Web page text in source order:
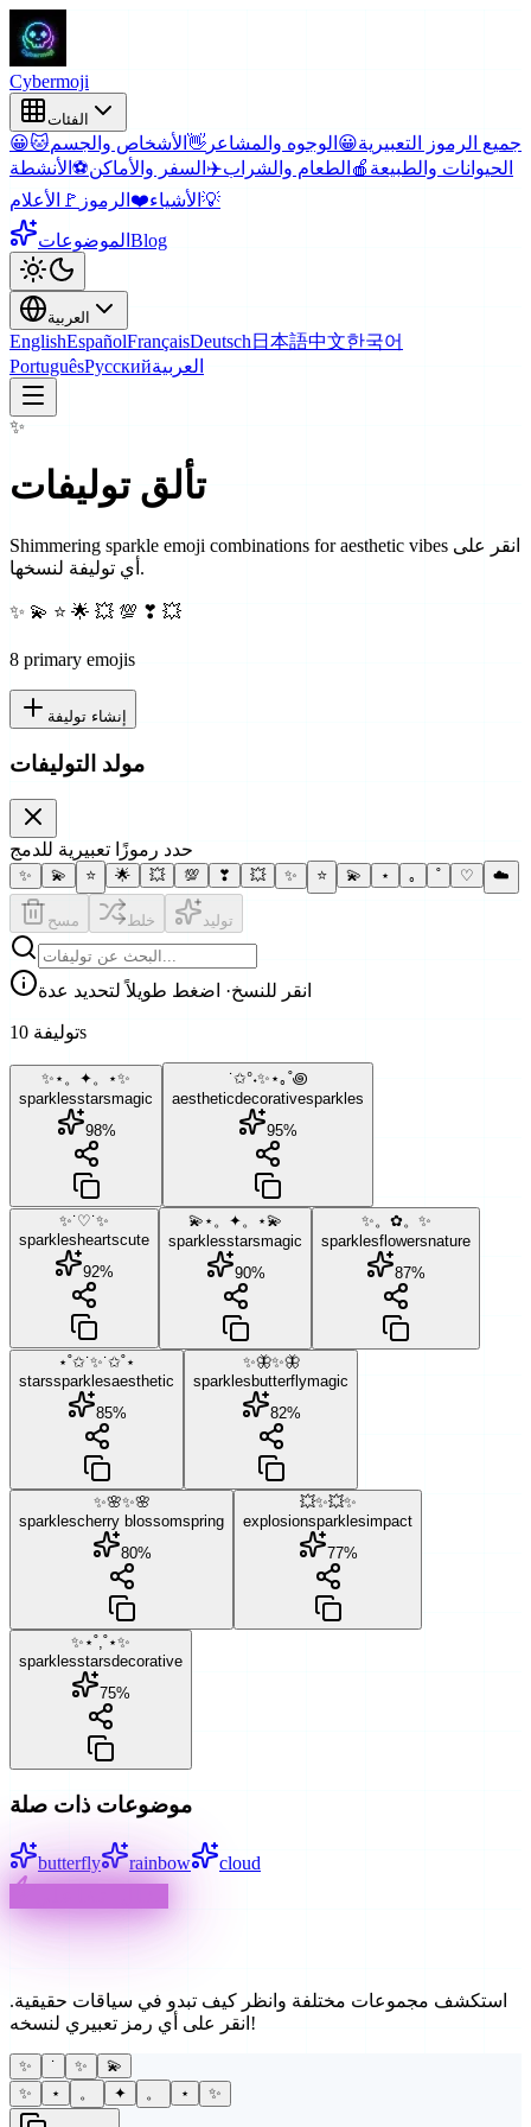
Cybermoji
الفئات
😀 جميع الرموز التعبيرية😀 الوجوه والمشاعر 👋 الأشخاص والجسم🐱
الحيوانات والطبيعة 🍎 الطعام والشراب✈️ السفر والأماكن⚽ الأنشطة
💡 الأشياء❤️ الرموز 🚩
الأعلام
الموضوعات Blog
العربية
EnglishEspañolFrançaisDeutsch 日本語中文한국어
PortuguêsРусскийالعربية
✨
تألق توليفات
Shimmering sparkle emoji combinations for aesthetic vibes انقر على
أي توليفة لنسخها.
✨ 💫 ⭐ 🌟 💥 💯 ❣ 💥
8 primary emojis
إنشاء توليفة
مولد التوليفات
حدد رموزًا تعبيرية للدمج
✨ 💫 ⭐ 🌟 💥 💯 ❣ 💥 ✨ ⭐ 💫 ⋆ ｡ ˚ ♡ ☁️
مسح خلط توليد
انقر للنسخ· اضغط طويلاً لتحديد عدة
10 توليفةs
✨⋆。✦。⋆✨
sparklesstarsmagic
98%
˙✩°˖✨⋆｡˚꩜
aestheticdecorativesparkles
95%
✨˙♡˙✨
sparkles heartscute
92%
💫⋆。✦。⋆💫
sparklesstarsmagic
90%
✨。✿。✨
sparklesflowersnature
87%
⋆˚✩˙✨˙✩˚⋆
starssparklesaesthetic
85%
✨🦋✨🦋
sparkles butterflymagic
82%
✨🌸✨🌸
sparklescherry blossomspring
80%
💥✨💥✨
explosionsparklesimpact
77%
✨⋆˚,˚⋆✨
sparklesstarsdecorative
75%
موضوعات ذات صلة
butterfly rainbow cloud
استكشف مجموعات مختلفة وانظر كيف تبدو في سياقات حقيقية.
انقر على أي رمز تعبيري لنسخه!
✨ ˙ ✨
💫
✨
⋆ 。 ✦ 。 ⋆ ✨